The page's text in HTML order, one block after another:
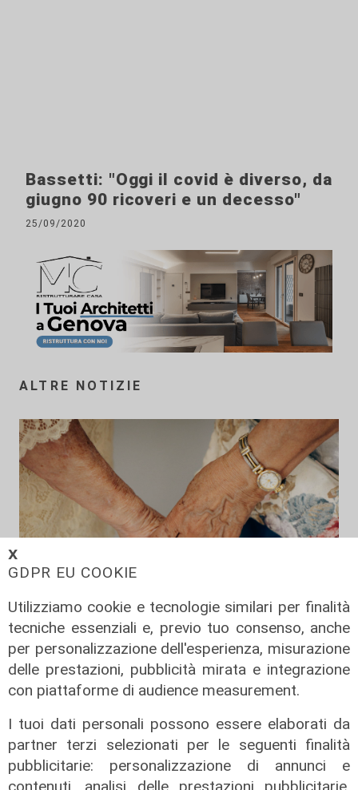
𝗫
GDPR EU COOKIE
Utilizziamo cookie e tecnologie similari per finalità
tecniche essenziali e, previo tuo consenso, anche
per personalizzazione dell'esperienza, misurazione
delle prestazioni, pubblicità mirata e integrazione
con piattaforme di audience measurement.
I tuoi dati personali possono essere elaborati da
partner terzi selezionati per le seguenti finalità
pubblicitarie: personalizzazione di annunci e
contenuti, analisi delle prestazioni pubblicitarie,
Bassetti: "Oggi il covid è diverso, da
giugno 90 ricoveri e un decesso"
25/09/2020
ALTRE NOTIZIE
La misura
Da Regione Liguria 100mila euro per
l'accoglienza di persone fragili: 14
nuovi posti
07/08/2026
di r.c.